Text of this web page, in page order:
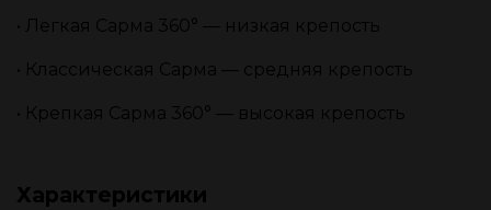
• Легкая Сарма 360° — низкая крепость
• Классическая Сарма — средняя крепость
• Крепкая Сарма 360° — высокая крепость
Характеристики